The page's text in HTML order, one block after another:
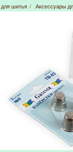
шитья / Аксессуары